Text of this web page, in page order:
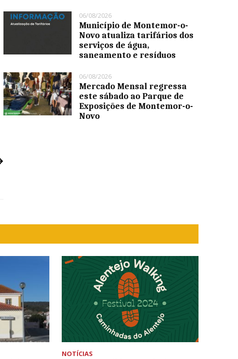
06/08/2026
Município de Montemor-o-
Novo atualiza tarifários dos
serviços de água,
saneamento e resíduos
06/08/2026
Mercado Mensal regressa
este sábado ao Parque de
Exposições de Montemor-o-
Novo
NOTÍCIAS